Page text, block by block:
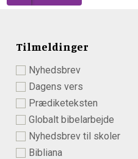
Tilmeldinger
Nyhedsbrev
Dagens vers
Prædiketeksten
Globalt bibelarbejde
Nyhedsbrev til skoler
Bibliana